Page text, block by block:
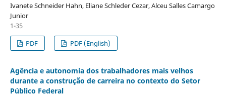
Ivanete Schneider Hahn, Eliane Schleder Cezar, Alceu Salles Camargo
Junior
1-35
PDF
PDF (English)
Agência e autonomia dos trabalhadores mais velhos
durante a construção de carreira no contexto do Setor
Público Federal